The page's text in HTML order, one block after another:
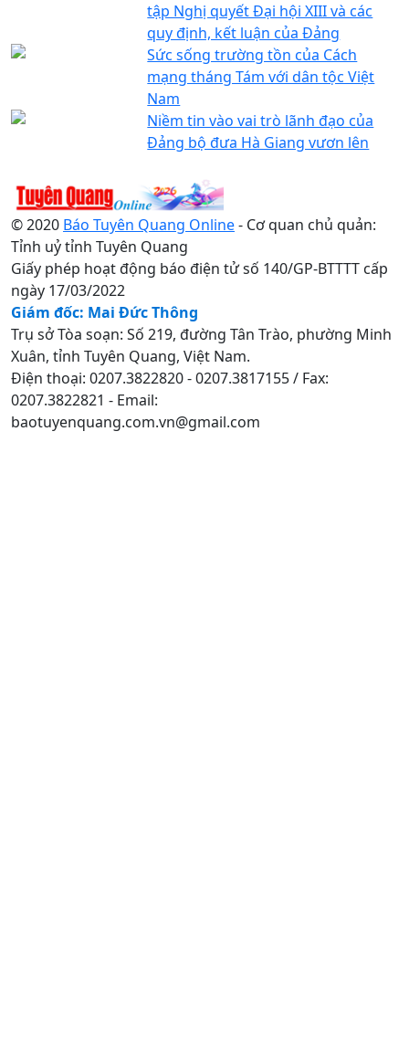
tập Nghị quyết Đại hội XIII và các
quy định, kết luận của Đảng
Sức sống trường tồn của Cách
mạng tháng Tám với dân tộc Việt
Nam
Niềm tin vào vai trò lãnh đạo của
Đảng bộ đưa Hà Giang vươn lên
© 2020 Báo Tuyên Quang Online- Cơ quan chủ quản:
Tỉnh uỷ tỉnh Tuyên Quang
Giấy phép hoạt động báo điện tử số 140/GP-BTTTT cấp
ngày 17/03/2022
Giám đốc: Mai Đức Thông
Trụ sở Tòa soạn: Số 219, đường Tân Trào, phường Minh
Xuân, tỉnh Tuyên Quang, Việt Nam.
Điện thoại: 0207.3822820 - 0207.3817155 / Fax:
0207.3822821 - Email:
baotuyenquang.com.vn@gmail.com